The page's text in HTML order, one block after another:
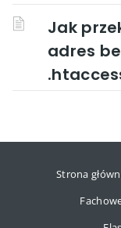
Jak
adres
Strona